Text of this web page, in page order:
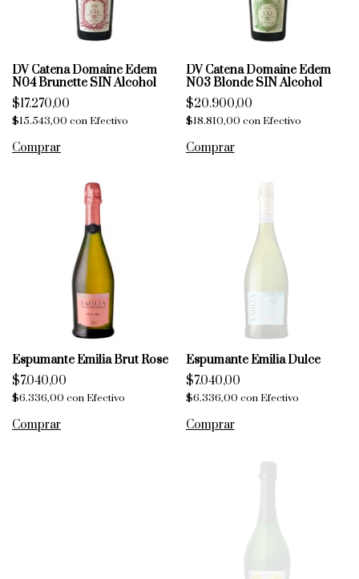
DV Catena Domaine Edem
N04 Brunette SIN Alcohol
$17.270,00
$15.543,00 conEfectivo
DV Catena Domaine Edem
N03 Blonde SIN Alcohol
$20.900,00
$18.810,00 con Efectivo
Espumante Emilia Brut Rose
$7.040,00
$6.336,00 conEfectivo
Espumante Emilia Dulce
$7.040,00
$6.336,00 con Efectivo